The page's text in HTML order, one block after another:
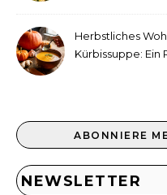
Herbstliches
Kürbissuppe: Ein
ABONNIERE
NEWSLETTER